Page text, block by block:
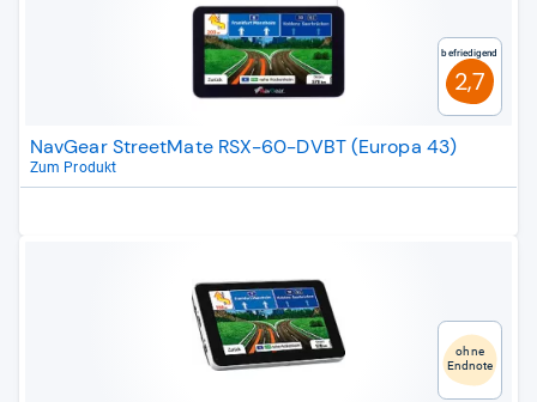
Befriedigend
2,7
NavGear StreetMate RSX-60-DVBT (Europa 43)
Zum Produkt
ohne
Endnote